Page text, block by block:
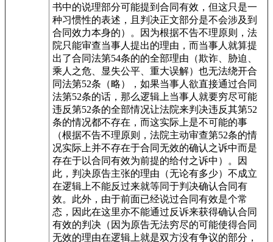
书中的说理部分可能提到合同有效，但这只是一
种习惯性的表述，且判决正文部分是不会涉及到
合同效力本身的）。因为根据不告不理原则，法
院只能审查当事人提出的理由，而当事人就算提
出了合同法第54条的的全部理由（欺诈、胁迫、
乘人之危、显失公平、重大误解）也无法绕开合
同法第52条（略），如果当事人欲直接通过合同
法第52条的话，那么逻辑上当事人就要穷尽可能
违反第52条的全部情况让法院来判决违反其第52
条的情况都不存在，而这实际上是不可能的事
（根据不告不理原则，法院主动审查第52条的情
况实际上并不存在于合同无效的确认之诉中而是
存在于以合同有效为前提的给付之诉中）。因
此，判决原告主张的理由（无论有多少）不成立
在逻辑上不能反过来就等同于判决确认合同有
效。此外，由于前面已经说过合同有效是个常
态，因此在这里亦不能通过反诉来获得确认合同
有效的判决（因为原告无法穷尽的可能使得合同
无效的理由在逻辑上就是双方没有争议的部分，